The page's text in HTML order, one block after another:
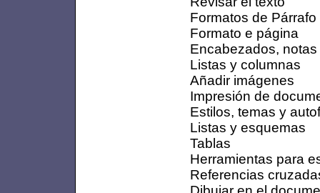
Formatos de Párrafo
Formato e página
Encabezados,
Listas y columnas
Añadir imágenes
Impresión de
Estilos, temas y
Listas y esquemas
Tablas
Herramientas para
Referencias